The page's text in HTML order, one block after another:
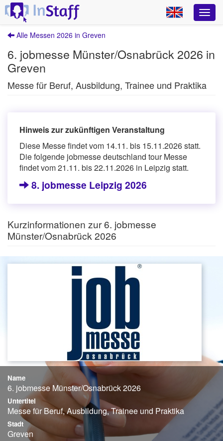
Alle Messen 2026 in Greven
6. jobmesse Münster/Osnabrück 2026 in
Greven
Messe für Beruf, Ausbildung, Trainee und Praktika
Hinweis zur zukünftigen Veranstaltung
Diese Messe findet vom 14.11. bis 15.11.2026 statt.
Die folgende jobmesse deutschland tour Messe
findet vom 21.11. bis 22.11.2026 in Leipzig statt.
8. jobmesse Leipzig 2026
Kurzinformationen zur 6. jobmesse
Münster/Osnabrück 2026
Name
6. jobmesse Münster/Osnabrück 2026
Untertitel
Messe für Beruf, Ausbildung, Trainee und Praktika
Stadt
Greven